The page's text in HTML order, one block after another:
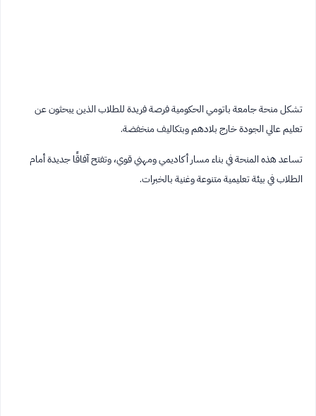
تشكل منحة جامعة باتومي الحكومية فرصة فريدة للطلاب الذين يبحثون عن
تعليم عالي الجودة خارج بلادهم وبتكاليف منخفضة.
تساعد هذه المنحة في بناء مسار أكاديمي ومهني قوي، وتفتح آفاقًا جديدة أمام
الطلاب في بيئة تعليمية متنوعة وغنية بالخبرات.